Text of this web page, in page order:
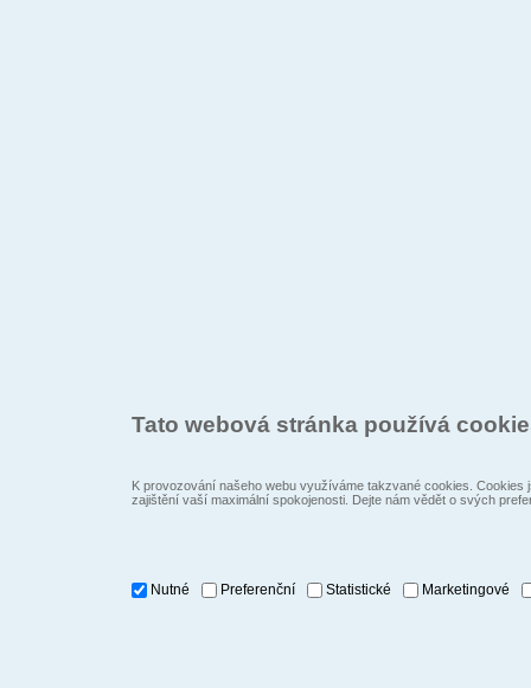
Tato webová stránka používá
K provozování našeho webu využíváme takzvané cookies.
zajištění vaší maximální spokojenosti. Dejte nám vědět o svých
Nutné Preferenční Statistické Marketingové